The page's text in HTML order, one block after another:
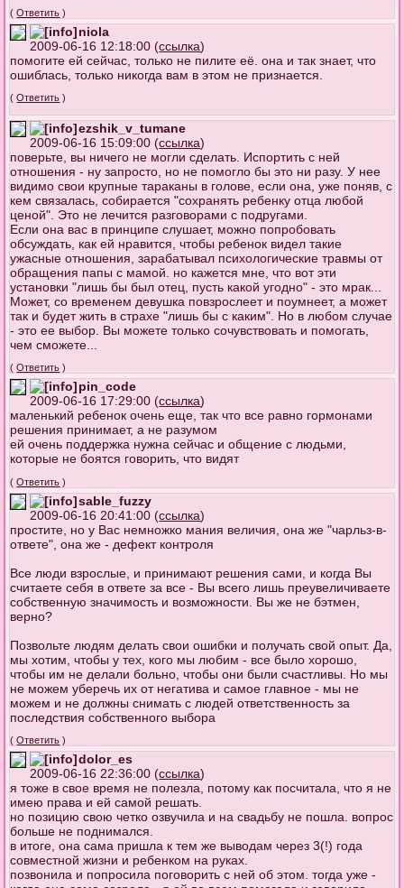
(Ответить )
niola
2009-06-16 12:18:00 (ссылка)
помогите ей сейчас, только не пилите её. она и так знает, что
ошиблась, только никогда вам в этом не признается.
(Ответить )
ezshik_v_tumane
2009-06-16 15:09:00 (ссылка)
поверьте, вы ничего не могли сделать. Испортить с ней
отношения - ну запросто, но не помогло бы это ни разу. У нее
видимо свои крупные тараканы в голове, если она, уже поняв, с
кем связалась, собирается "сохранять ребенку отца любой
ценой". Это не лечится разговорами с подругами.
Если она вас в принципе слушает, можно попробовать
обсуждать, как ей нравится, чтобы ребенок видел такие
ужасные отношения, зарабатывал психологические травмы от
обращения папы с мамой. но кажется мне, что вот эти
установки "лишь бы был отец, пусть какой угодно" - это мрак...
Может, со временем девушка повзрослеет и поумнеет, а может
так и будет жить в страхе "лишь бы с каким". Но в любом случае
- это ее выбор. Вы можете только сочувствовать и помогать,
чем сможете...
(Ответить )
pin_code
2009-06-16 17:29:00 (ссылка)
маленький ребенок очень еще, так что все равно гормонами
решения принимает, а не разумом
ей очень поддержка нужна сейчас и общение с людьми,
которые не боятся говорить, что видят
(Ответить )
sable_fuzzy
2009-06-16 20:41:00 (ссылка)
простите, но у Вас немножко мания величия, она же "чарльз-в-
ответе", она же - дефект контроля
Все люди взрослые, и принимают решения сами, и когда Вы
считаете себя в ответе за все - Вы всего лишь преувеличиваете
собственную значимость и возможности. Вы же не бэтмен,
верно?
Позвольте людям делать свои ошибки и получать свой опыт. Да,
мы хотим, чтобы у тех, кого мы любим - все было хорошо,
чтобы им не делали больно, чтобы они были счастливы. Но мы
не можем уберечь их от негатива и самое главное - мы не
можем и не должны снимать с людей ответственность за
последствия собственного выбора
(Ответить )
dolor_es
2009-06-16 22:36:00 (ссылка)
я тоже в свое время не полезла, потому как посчитала, что я не
имею права и ей самой решать.
но позицию свою четко озвучила и на свадьбу не пошла. вопрос
больше не поднимался.
в итоге, она сама пришла к тем же выводам через 3(!) года
совместной жизни и ребенком на руках.
позвонила и попросила поговорить с ней об этом. тогда уже -